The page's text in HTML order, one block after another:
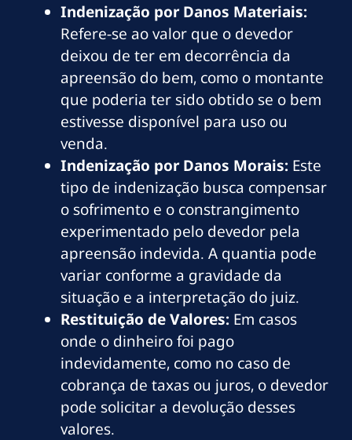
Indenização por Danos Materiais:
Refere-se ao valor que o devedor
deixou de ter em decorrência da
apreensão do bem, como o montante
que poderia ter sido obtido se o bem
estivesse disponível para uso ou
venda.
Indenização por Danos Morais: Este
tipo de indenização busca compensar
o sofrimento e o constrangimento
experimentado pelo devedor pela
apreensão indevida. A quantia pode
variar conforme a gravidade da
situação e a interpretação do juiz.
Restituição de Valores: Em casos
onde o dinheiro foi pago
indevidamente, como no caso de
cobrança de taxas ou juros, o devedor
pode solicitar a devolução desses
valores.